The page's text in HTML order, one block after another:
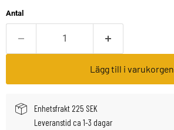
Antal
Lägg till i varukorgen
Enhetsfrakt 225 SEK
Leveranstid ca 1-3 dagar